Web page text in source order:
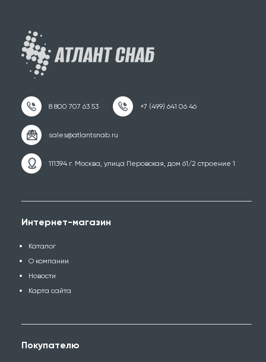
111394 г. Москва, улица Перовская, дом 61/2 строение 1
Интернет-магазин
Каталог
О компании
Новости
Карта сайта
Покупателю